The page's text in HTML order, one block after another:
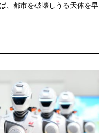
、都市を破壊しうる天体を早